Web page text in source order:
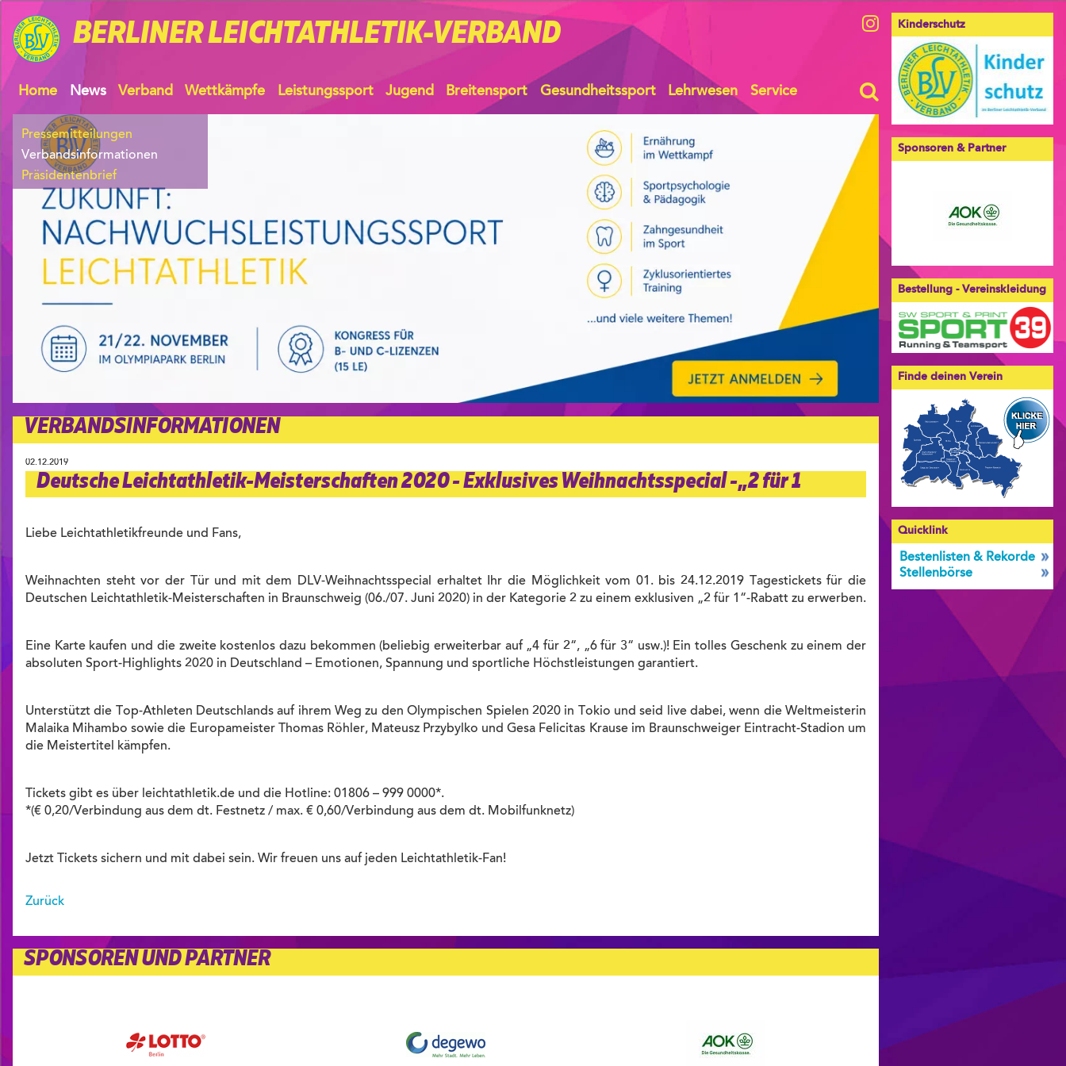
BERLINERLEICHTATHLETIK-VERBAND
Home News Verband Wettkämpfe Leistungssport Jugend Breitensport Gesundheitssport Lehrwesen Service
Pressemitteilungen
Verbandsinformationen
Präsidentenbrief
VERBANDSINFORMATIONEN
02.12.2019
Deutsche Leichtathletik-Meisterschaften 2020 - Exklusives Weihnachtsspecial - „2 für 1
Liebe Leichtathletikfreunde und Fans,
Weihnachten steht vor der Tür und mit dem DLV-Weihnachtsspecial erhaltet Ihr die Möglichkeit vom 01. bis 24.12.2019 Tagestickets für die
Deutschen Leichtathletik-Meisterschaften in Braunschweig (06./07. Juni 2020) in der Kategorie 2 zu einem exklusiven „2 für 1“-Rabatt zu erwerben.
Eine Karte kaufen und die zweite kostenlos dazu bekommen (beliebig erweiterbar auf „4 für 2“, „6 für 3“ usw.)! Ein tolles Geschenk zu einem der
absoluten Sport-Highlights 2020 in Deutschland – Emotionen, Spannung und sportliche Höchstleistungen garantiert.
Unterstützt die Top-Athleten Deutschlands auf ihrem Weg zu den Olympischen Spielen 2020 in Tokio und seid live dabei, wenn die Weltmeisterin
Malaika Mihambo sowie die Europameister Thomas Röhler, Mateusz Przybylko und Gesa Felicitas Krause im Braunschweiger Eintracht-Stadion um
die Meistertitel kämpfen.
Tickets gibt es über leichtathletik.de und die Hotline: 01806 – 999 0000*.
*(€ 0,20/Verbindung aus dem dt. Festnetz / max. € 0,60/Verbindung aus dem dt. Mobilfunknetz)
Jetzt Tickets sichern und mit dabei sein. Wir freuen uns auf jeden Leichtathletik-Fan!
Zurück
SPONSOREN UND PARTNER
Kinderschutz
Sponsoren & Partner
Bestellung - Vereinskleidung
Finde deinen Verein
Quicklink
Bestenlisten & Rekorde
Stellenbörse